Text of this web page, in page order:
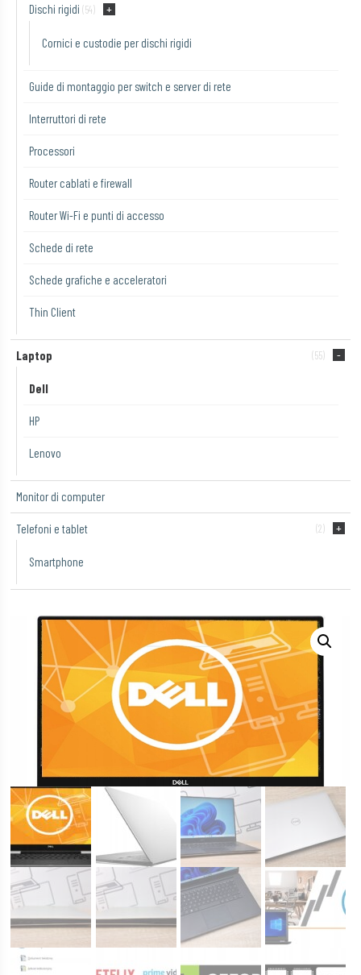
Dischi rigidi (54)
Cornici e custodie per dischi rigidi
Guide di montaggio per switch e server di rete
Interruttori di rete
Processori
Router cablati e firewall
Router Wi-Fi e punti di accesso
Schede di rete
Schede grafiche e acceleratori
Thin Client
Laptop (55)
Dell
HP
Lenovo
Monitor di computer
Telefoni e tablet (2)
Smartphone